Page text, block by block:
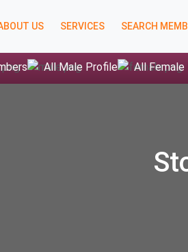
US SERVICES SEARCH
All Male Profile All